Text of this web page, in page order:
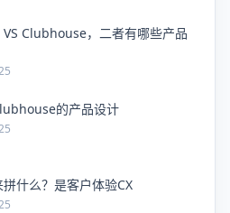
Clubhouse，二者有哪些产品
的产品设计
什么？是客户体验CX